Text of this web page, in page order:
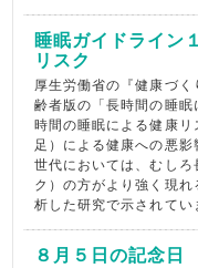
睡眠ガイドライン
リスク
厚生労働省の『健康づ
齢者版の「長時間の睡
時間の睡眠による健康
足）による健康への悪
世代においては、むし
ク）の方がより強く現
析した研究で示されてい
８月５日の記念日